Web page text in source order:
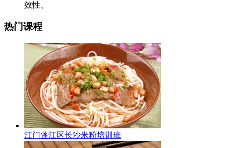
效性、
热门课程
江门蓬江区长沙米粉培训班